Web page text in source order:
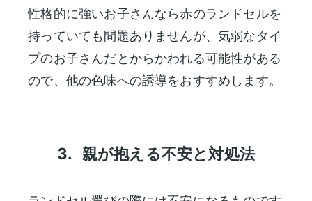
性格的に強いお子さんなら赤のランドセルを
持っていても問題ありませんが、気弱なタイ
プのお子さんだとからかわれる可能性がある
ので、他の色味への誘導をおすすめします。
3. 親が抱える不安と対処法